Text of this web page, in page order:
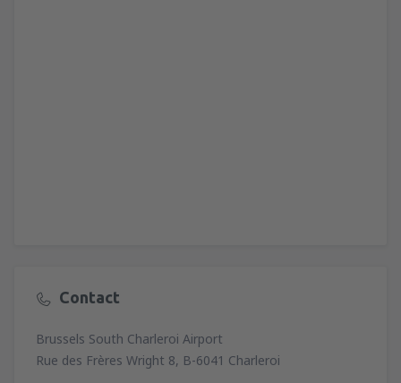
Contact
Brussels South Charleroi Airport
Rue des Frères Wright 8, B-6041 Charleroi